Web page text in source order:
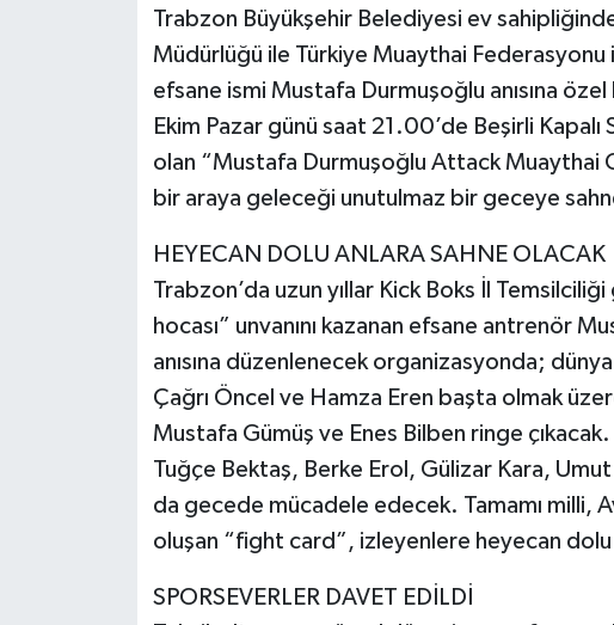
Trabzon Büyükşehir Belediyesi ev
Müdürlüğü ile Türkiye Muaythai Federasyonu
efsane ismi Mustafa Durmuşoğlu anısına
Ekim Pazar günü saat 21.00’de Beşirli
olan “Mustafa Durmuşoğlu Attack Muaythai
bir araya geleceği unutulmaz bir geceye
HEYECAN DOLU ANLARA SAHNE OLACAK
Trabzon’da uzun yıllar Kick Boks İl
hocası” unvanını kazanan efsane antrenör
anısına düzenlenecek organizasyonda;
Çağrı Öncel ve Hamza Eren başta olmak
Mustafa Gümüş ve Enes Bilben ringe
Tuğçe Bektaş, Berke Erol, Gülizar Kara, Umut
da gecede mücadele edecek. Tamamı milli,
oluşan “fight card”, izleyenlere heyecan
SPORSEVERLER DAVET EDİLDİ